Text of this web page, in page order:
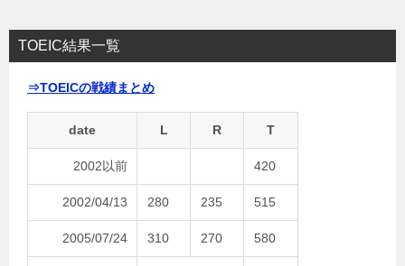
TOEIC結果一覧
⇒TOEICの戦績まとめ
date L R T
2002以前 420
2002/04/13 280 235 515
2005/07/24 310 270 580